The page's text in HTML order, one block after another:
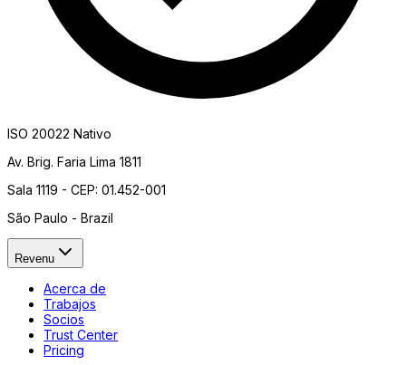
ISO 20022 Nativo
Av. Brig. Faria Lima 1811
Sala 1119 - CEP: 01.452-001
São Paulo - Brazil
Revenu
Acerca de
Trabajos
Socios
Trust Center
Pricing